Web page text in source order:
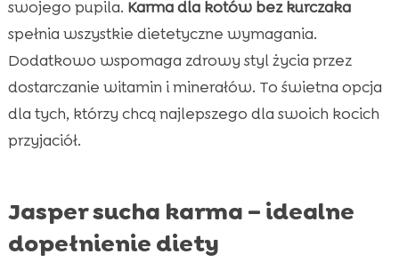
swojego pupila. Karma dla kotów bez kurczaka
spełnia wszystkie dietetyczne wymagania.
Dodatkowo wspomaga zdrowy styl życia przez
dostarczanie witamin i minerałów. To świetna opcja
dla tych, którzy chcą najlepszego dla swoich kocich
przyjaciół.
Jasper sucha karma – idealne
dopełnienie diety